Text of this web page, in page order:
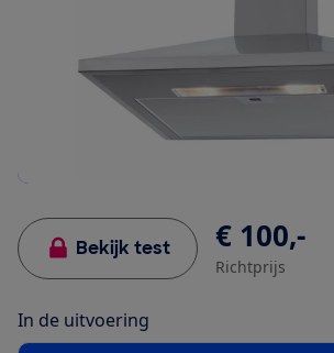
Bekijk test € 100,-
Richtprijs
In de uitvoering